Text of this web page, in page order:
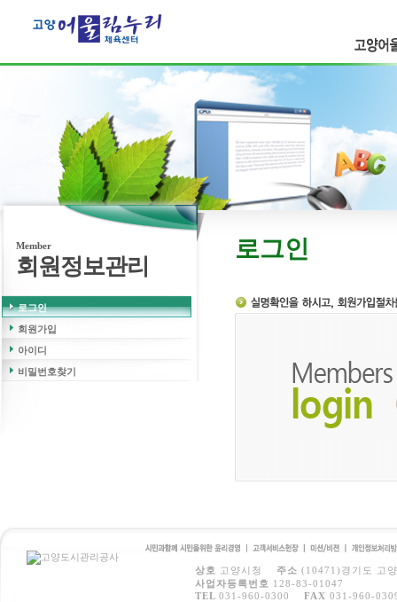
고양어
시민의 행복을 만들어가는참 좋은 공기업
로그인
Member
회원정보관리
로그인
회원가입
아이디
비밀번호찾기
한 윤리경영
헌장
방침
상호 고양시청 주소 (10471)경기도 고
사업자등록번호 128-83-01047
TEL 031-960-0300 FAX 031-960-